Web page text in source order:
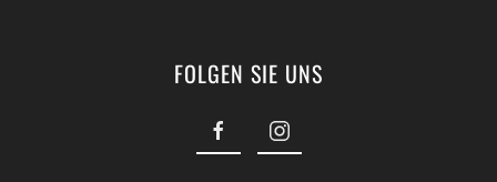
FOLGEN SIE UNS